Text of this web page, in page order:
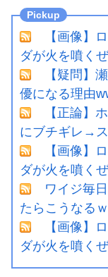
【画像】
ダが火を噴く
【疑問】
優になる理由
【正論】
にブチギレ→
【画像】
ダが火を噴く
ワイジ毎
たらこうなる
【画像】
ダが火を噴く